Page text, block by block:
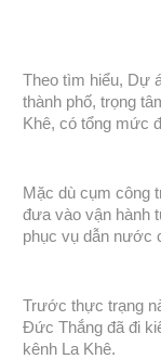
Theo tìm hiểu, Dự
thành phố, trọng
Khê, có tổng mức
Mặc dù cụm công
đưa vào vận hành
phục vụ dẫn nước
Trước thực trạng
Đức Thắng đã đi
kênh La Khê.